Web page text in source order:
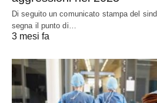
Di seguito un comunicato stampa del
segna il punto di…
3 mesi fa